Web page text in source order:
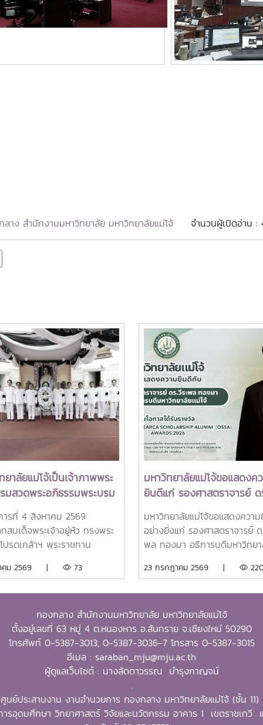
ลาง สำนักงานมหาวิทยาลัย มหาวิทยาลัยแม่โจ้ จำนวนผู้เปิดอ่าน :
ยาลัยแม่โจ้เป็นเจ้าภาพพระ
มสวดพระอภิธรรมพระบรม
จพระนางเจ้าสิริกิติ์
มราชินีนาถ พระบรมราช
ปีหลวง พร้อมเข้ากราบ
เจ้าฟ้าพัชรกิติยาภา นเรนทิ
ารที่ 4 สิงหาคม 2569
สมเด็จพระเจ้าอยู่หัว ทรงพระ
รดเกล้าฯ พระราชทาน
จารย์ ดร.วีระพล ทองมา
ษย์เก่า และบุคลากร รวม
25 คน เป็นเจ้าภาพพระ
มสวดพระอภิธรรมพระบรมศพ
ระนางเจ้าสิริกิติ์ พระบรม
าถ พระบรมราชชนนีพันปีหลวง
วัง และเข้ากราบถวายบังคม
มเด็จพระเจ้าลูกเธอ เจ้าฟ้า
าคม 2569 | 73
มหาวิทยาลัยแม่โจ้ขอแสดงค
ยินดีแก่ รองศาสตราจารย์ ด
พล ทองมา อธิการบดีมหาวิ
แม่โจ้ ในโอกาสได้รับรางวัล
Outstanding SEARCA
Awards 2026
มหาวิทยาลัยแม่โจ้ขอแสดงควา
อย่างยิ่งแก่ รองศาสตราจารย์ ด
พล ทองมา อธิการบดีมหาวิทย
ได้รับรางวัล Outstanding
ตะวันออกเฉียงใต้ว่าด้วยบัณฑิต
และการวิจัยด้านการเกษตร หรือ
Southeast Asian Regional
for Graduate Study and
in Agriculture (SEARCA) นั
ศิษย์เก่าทุน SEARCA ผู้มีความ
โดดเด่นทางวิชาชีพ มีภาวะผู้นำ
23 กรกฎาคม 2569 |
กองกลาง สำนักงานมหาวิทยาลัย มหาวิทยาลัยแม่โจ้
ตั้งอยู่เลขที่ 63 หมู่ 4 ต.หนองหาร อ.สันทราย จ.เชียงใหม่ 50290
โทรศัพท์ 0-5387-3013, 0-5387-3036-7 โทรสาร 0-5387-3015
อีเมล : saraban_mju@mju.ac.th
ผู้ดูแลเว็บไซต์ : นางลัดดาวรรณ บำรุงกาญจน์
.
ศูนย์ประสานงาน งานอำนวยการ กองกลาง มหาวิทยาลัยแม่โจ้ (ชั้น 11)
ารอุดมศึกษา วิทยาศาสตร์ วิจัยและนวัตกรรม อาคาร 1 เขตราชเท